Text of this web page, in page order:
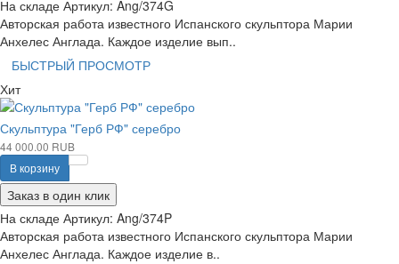
На складе Артикул: Ang/374G
Авторская работа известного Испанского скульптора Марии
Анхелес Англада. Каждое изделие вып..
БЫСТРЫЙ ПРОСМОТР
Хит
Скульптура "Герб РФ" серебро
44 000.00 RUB
В корзину
Заказ в один клик
На складе Артикул: Ang/374P
Авторская работа известного Испанского скульптора Марии
Анхелес Англада. Каждое изделие в..